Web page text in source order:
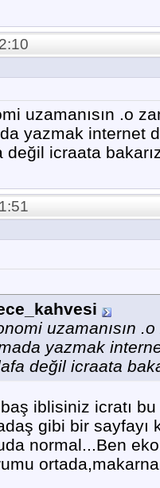
uzamanısın .o
yazmak internet
değil icraata
uzamanısın
yazmak
değil icraata
iblisiniz icratı
gibi bir sayfayı
normal...Ben